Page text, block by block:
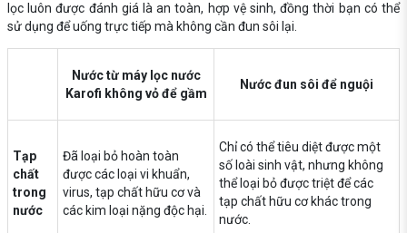
lọc luôn được đánh giá là an toàn, hợp vệ sinh, đồng thời bạn có thể
sử dụng để uống trực tiếp mà không cần đun sôi lại.
Nước từ máy lọc nước
Karofi không vỏ để gầm
Nước đun sôi để nguội
Tạp
chất
trong
nước
Đã loại bỏ hoàn toàn
được các loại vi khuẩn,
virus, tạp chất hữu cơ và
các kim loại nặng độc hại.
Chỉ có thể tiêu diệt được một
số loài sinh vật, nhưng không
thể loại bỏ được triệt để các
tạp chất hữu cơ khác trong
nước.